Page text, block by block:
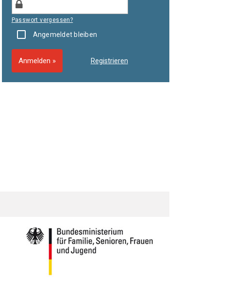
Passwort vergessen?
Angemeldet bleiben
Anmelden » Registrieren